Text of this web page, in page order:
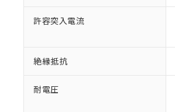
許容突入電流
絶縁抵抗
耐電圧